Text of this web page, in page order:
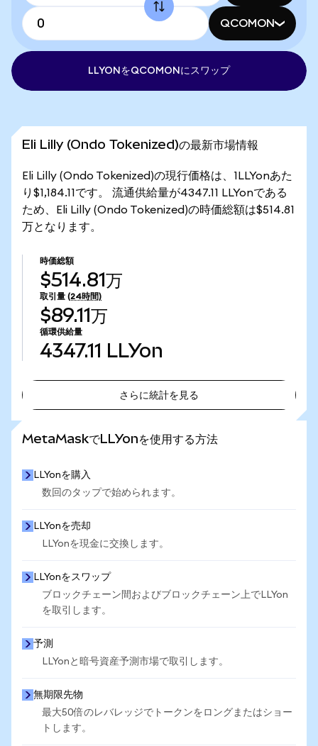
QCOMON
LLYONをQCOMONにスワップ
Eli Lilly (Ondo Tokenized)の最新市場情報
Eli Lilly (Ondo Tokenized)の現行価格は、1LLYonあた
り$1,184.11です。 流通供給量が4347.11 LLYonである
ため、Eli Lilly (Ondo Tokenized)の時価総額は$514.81
万となります。
時価総額
$514.81万
取引量 (24時間)
$89.11万
循環供給量
4347.11 LLYon
さらに統計を見る
MetaMaskでLLYonを使用する方法
LLYonを購入
数回のタップで始められます。
LLYonを売却
LLYonを現金に交換します。
LLYonをスワップ
ブロックチェーン間およびブロックチェーン上でLLYon
を取引します。
予測
LLYonと暗号資産予測市場で取引します。
無期限先物
最大50倍のレバレッジでトークンをロングまたはショー
トします。